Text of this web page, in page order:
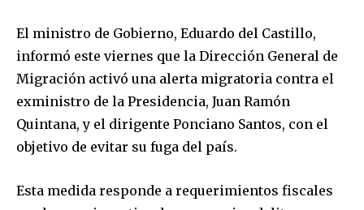
El ministro de Gobierno, Eduardo del Castillo,
informó este viernes que la Dirección General de
Migración activó una alerta migratoria contra el
exministro de la Presidencia, Juan Ramón
Quintana, y el dirigente Ponciano Santos, con el
objetivo de evitar su fuga del país.
Esta medida responde a requerimientos fiscales